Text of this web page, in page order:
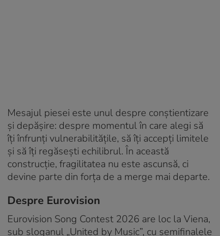
Mesajul piesei este unul despre conștientizare
și depășire: despre momentul în care alegi să
îți înfrunți vulnerabilitățile, să îți accepți limitele
și să îți regăsești echilibrul. În această
construcție, fragilitatea nu este ascunsă, ci
devine parte din forța de a merge mai departe.
Despre Eurovision
Eurovision Song Contest 2026 are loc la Viena,
sub sloganul „United by Music”, cu semifinalele